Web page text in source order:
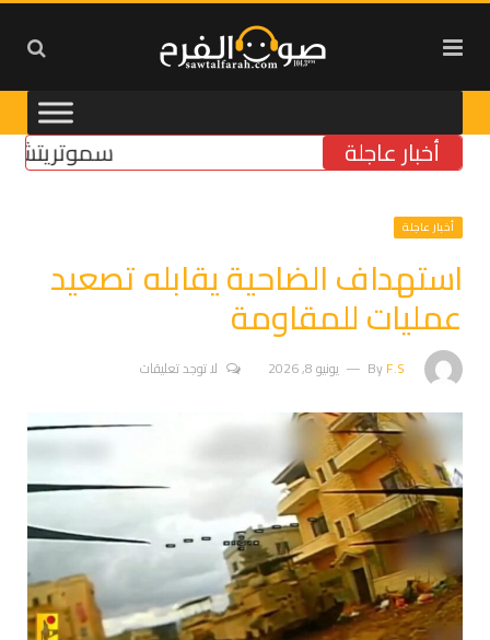
أخبار عاجلة سموتريتش:
أخبار عاجلة
استهداف الضاحية يقابله تصعيد
عمليات للمقاومة
ByF.S يونيو 8, 2026 لا توجد تعليقات